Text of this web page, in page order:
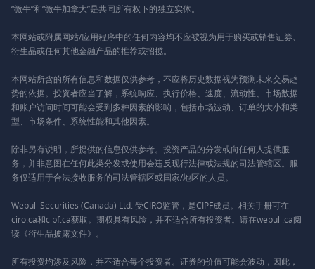
“微牛”和“微牛加拿大”是共同所有权下的独立实体。
本网站或附属网站/应用程序中的任何内容均不应被视为用于购买或销售证券、
衍生品或任何其他金融产品的推荐或招揽。
本网站所含的所有信息和数据仅供参考，不应将历史数据视为预测未来交易趋
势的依据。投资者应当了解，系统响应、执行价格、速度、流动性、市场数据
和账户访问时间可能会受到多种因素的影响，包括市场波动、订单的大小和类
型、市场条件、系统性能和其他因素。
除非另有说明，所提供的信息仅供参考。投资产品的分发或向任何人提供服
务，并非意图在任何此类分发或使用会违反现行法律或法规的司法管辖区。服
务仅适用于合法接收服务的司法管辖区或国家/地区的人员。
Webull Securities (Canada) Ltd. 受CIRO监管，是CIPF成员。相关手册可在
ciro.ca和cipf.ca获取。期权具有风险，并不适合所有投资者。请在webull.ca阅
读《衍生品披露文件》。
所有投资均涉及风险，并不适合每个投资者。证券的价值可能会波动，因此，